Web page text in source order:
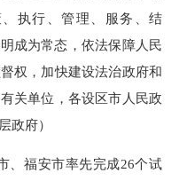
执行、管理、服务、结
成为常态，依法保障人民
权，加快建设法治政府和
关单位，各设区市人民政
政府）
福安市率先完成26个试